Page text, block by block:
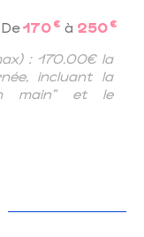
De170 € à 250 €
: 170.00€ la
incluant la
main" et le